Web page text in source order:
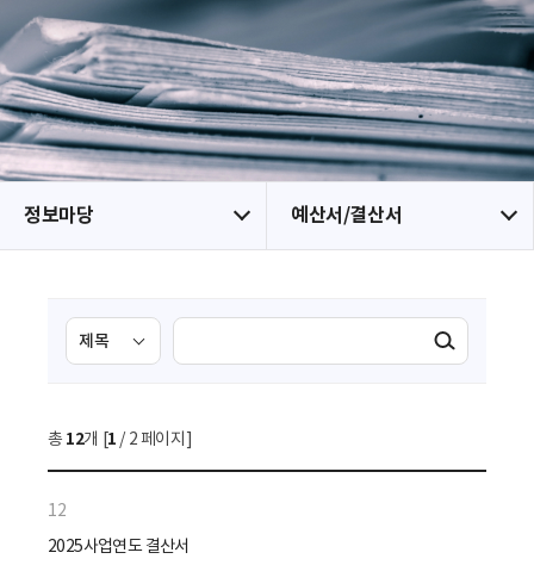
정보마당 예산서/결산서
검
색
선
택
색
검색실행
총 12개 [1 / 2 페이지]
12
2025사업연도 결산서